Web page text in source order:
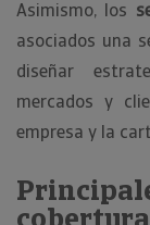
Asimismo, los
asociados una
diseñar
mercados y
empresa y la